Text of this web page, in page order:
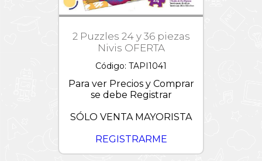
2 Puzzles 24 y 36 piezas
Nivis OFERTA
Código: TAPI1041
Para ver Precios y Comprar
se debe Registrar
SÓLO VENTA MAYORISTA
REGISTRARME